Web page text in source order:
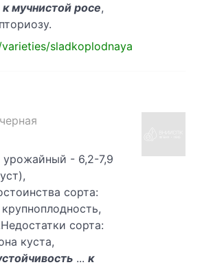
к мучнистой росе,
sladkoplodnaya
урожайный - 6,2-7,9
сорта:
сорта:
куста,
... к